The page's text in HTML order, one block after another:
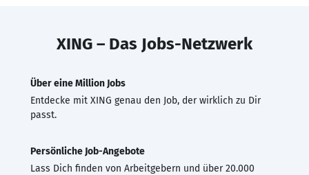
XING – Das Jobs-Netzwerk
Über eine Million Jobs
Entdecke mit XING genau den Job, der wirklich zu Dir
passt.
Persönliche Job-Angebote
Lass Dich finden von Arbeitgebern und über 20.000